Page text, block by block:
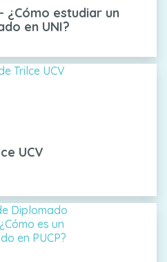
¿Cómo estudiar un
en UNI?
UCV